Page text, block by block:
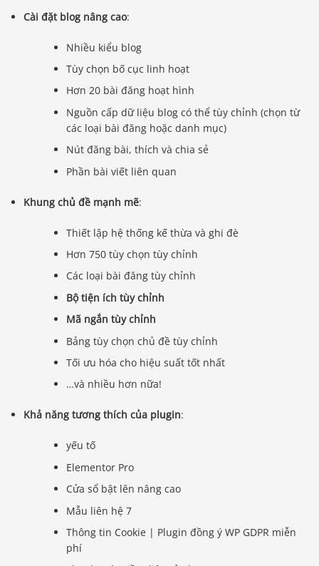
Cài đặt blog nâng cao:
Nhiều kiểu blog
Tùy chọn bố cục linh hoạt
Hơn 20 bài đăng hoạt hình
Nguồn cấp dữ liệu blog có thể tùy chỉnh (chọn từ
các loại bài đăng hoặc danh mục)
Nút đăng bài, thích và chia sẻ
Phần bài viết liên quan
Khung chủ đề mạnh mẽ:
Thiết lập hệ thống kế thừa và ghi đè
Hơn 750 tùy chọn tùy chỉnh
Các loại bài đăng tùy chỉnh
Bộ tiện ích tùy chỉnh
Mã ngắn tùy chỉnh
Bảng tùy chọn chủ đề tùy chỉnh
Tối ưu hóa cho hiệu suất tốt nhất
…và nhiều hơn nữa!
Khả năng tương thích của plugin:
yếu tố
Elementor Pro
Cửa sổ bật lên nâng cao
Mẫu liên hệ 7
Thông tin Cookie | Plugin đồng ý WP GDPR miễn
phí